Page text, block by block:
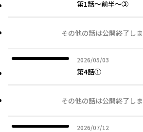
第1話～前半～③
その他の話は公開終了し
2026/05/03
2026年05月03日
第4話①
その他の話は公開終了し
2026/07/12
2026年07月12日